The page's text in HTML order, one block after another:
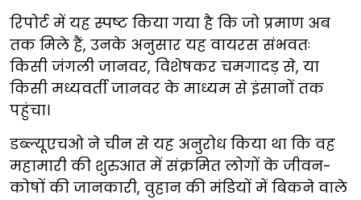
रिपोर्ट में यह स्पष्ट किया गया है कि जो प्रमाण अब
तक मिले हैं, उनके अनुसार यह वायरस संभवतः
किसी जंगली जानवर, विशेषकर चमगादड़ से, या
किसी मध्यवर्ती जानवर के माध्यम से इंसानों तक
पहुंचा।
डब्ल्यूएचओ ने चीन से यह अनुरोध किया था कि वह
महामारी की शुरुआत में संक्रमित लोगों के जीवन-
कोषों की जानकारी, वुहान की मंडियों में बिकने वाले